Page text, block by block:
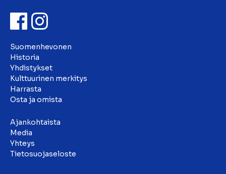
Suomenhevonen
Historia
Yhdistykset
Kulttuurinen merkitys
Harrasta
Osta ja omista
Ajankohtaista
Media
Yhteys
Tietosuojaseloste